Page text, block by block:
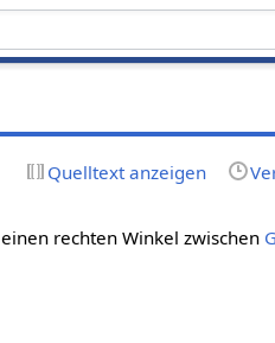
Quelltext anzeigen
einen rechten Winkel zwischen